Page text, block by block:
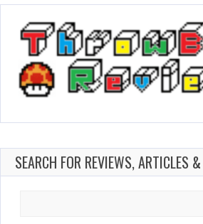
SEARCH FOR REVIEWS, ARTICLES